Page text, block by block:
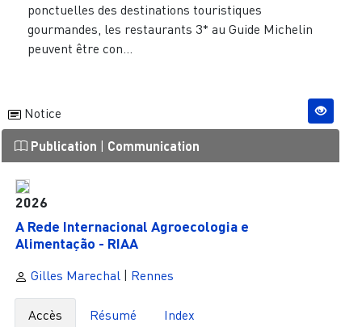
ponctuelles des destinations touristiques
gourmandes, les restaurants 3* au Guide Michelin
peuvent être con...
Notice
Publication Communication
2026
A Rede Internacional Agroecologia e
Alimentação - RIAA
Gilles Marechal | Rennes
Accès Résumé Index